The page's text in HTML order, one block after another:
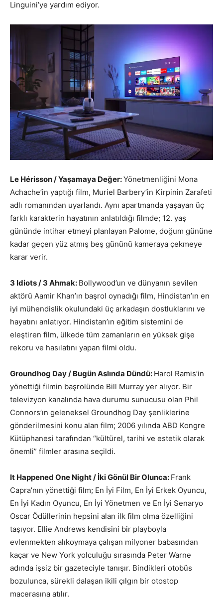
Linguini’ye yardım ediyor.
Le Hérisson / Yaşamaya Değer:Yönetmenliğini Mona
Achache’in yaptığı film, Muriel Barbery’in Kirpinin Zarafeti
adlı romanından uyarlandı. Aynı apartmanda yaşayan üç
farklı karakterin hayatının anlatıldığı filmde; 12. yaş
gününde intihar etmeyi planlayan Palome, doğum gününe
kadar geçen yüz atmış beş gününü kameraya çekmeye
karar verir.
3 Idiots / 3 Ahmak: Bollywood’un ve dünyanın sevilen
aktörü Aamir Khan’ın başrol oynadığı film, Hindistan’ın en
iyi mühendislik okulundaki üç arkadaşın dostluklarını ve
hayatını anlatıyor. Hindistan’ın eğitim sistemini de
eleştiren film, ülkede tüm zamanların en yüksek gişe
rekoru ve hasılatını yapan filmi oldu.
Groundhog Day / Bugün Aslında Dündü: Harol Ramis’in
yönettiği filmin başrolünde Bill Murray yer alıyor. Bir
televizyon kanalında hava durumu sunucusu olan Phil
Connors’ın geleneksel Groundhog Day şenliklerine
gönderilmesini konu alan film; 2006 yılında ABD Kongre
Kütüphanesi tarafından “kültürel, tarihi ve estetik olarak
önemli” filmler arasına seçildi.
It Happened One Night / İki Gönül Bir Olunca: Frank
Capra’nın yönettiği film; En İyi Film, En İyi Erkek Oyuncu,
En İyi Kadın Oyuncu, En İyi Yönetmen ve En İyi Senaryo
Oscar Ödüllerinin hepsini alan ilk film olma özelliğini
taşıyor. Ellie Andrews kendisini bir playboyla
evlenmekten alıkoymaya çalışan milyoner babasından
kaçar ve New York yolculuğu sırasında Peter Warne
adında işsiz bir gazeteciyle tanışır. Bindikleri otobüs
bozulunca, sürekli dalaşan ikili çılgın bir otostop
macerasına atılır.